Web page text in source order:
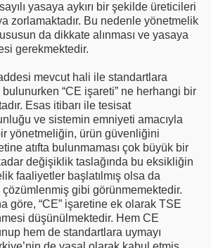
yasaya aykırı bir şekilde üreticileri
zorlamaktadır. Bu nedenle yönetmelik
da dikkate alınması ve yasaya
gerekmektedir.
mevcut hali ile standartlara
bulunurken “CE işareti” ne herhangi bir
Esas itibarı ile tesisat
ve sistemin emniyeti amacıyla
yönetmeliğin, ürün güvenliğini
atıfta bulunmaması çok büyük bir
değişiklik taslağında bu eksikliğin
faaliyetler başlatılmış olsa da
gibi görünmemektedir.
göre, “CE” işaretine ek olarak TSE
düşünülmektedir. Hem CE
hem de standartlara uymayı